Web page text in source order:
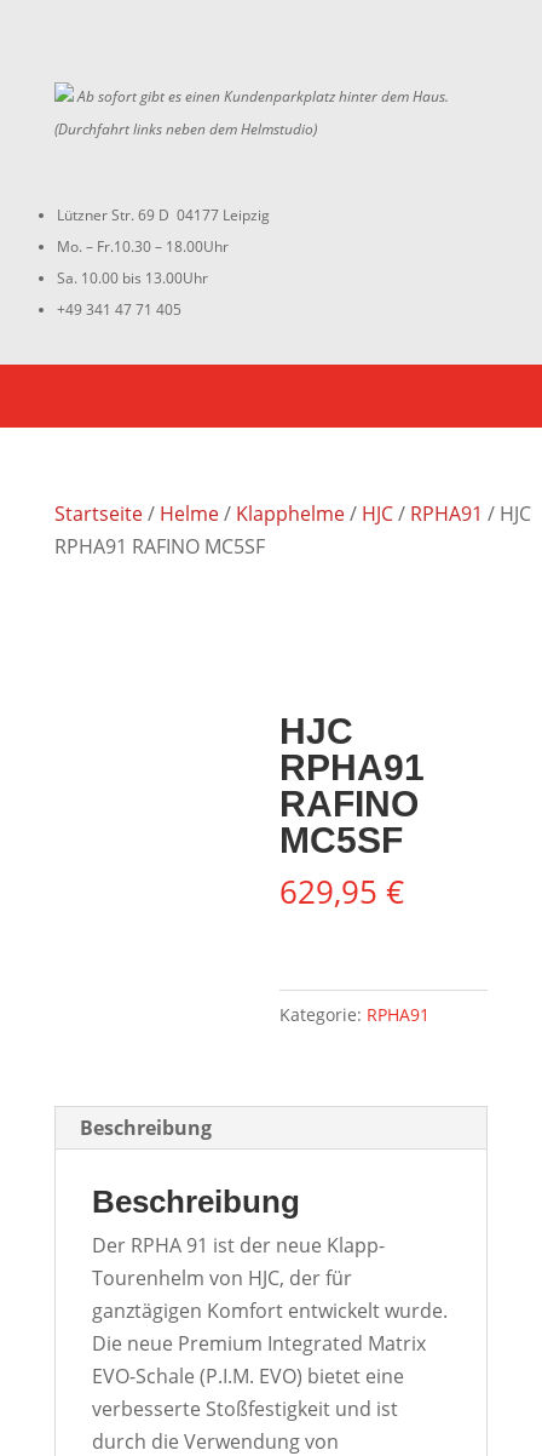
Ab sofort gibt es einen Kundenparkplatz hinter dem Haus.
(Durchfahrt links neben dem Helmstudio)
Lützner Str. 69 D 04177 Leipzig
Mo. – Fr.10.30 – 18.00Uhr
Sa. 10.00 bis 13.00Uhr
+49 341 47 71 405
Startseite/ Helme/ Klapphelme/ HJC/ RPHA91 / HJC
RPHA91 RAFINO MC5SF
HJC
RPHA91
RAFINO
MC5SF
629,95€
Kategorie: RPHA91
Beschreibung
Beschreibung
Der RPHA 91 ist der neue Klapp-
Tourenhelm von HJC, der für
ganztägigen Komfort entwickelt wurde.
Die neue Premium Integrated Matrix
EVO-Schale (P.I.M. EVO) bietet eine
verbesserte Stoßfestigkeit und ist
durch die Verwendung von